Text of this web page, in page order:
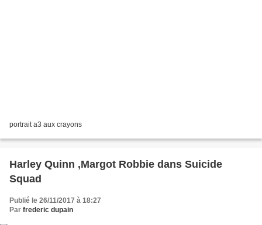
portrait a3 aux crayons
Harley Quinn ,Margot Robbie dans Suicide
Squad
Publié le 26/11/2017 à 18:27
Par frederic dupain